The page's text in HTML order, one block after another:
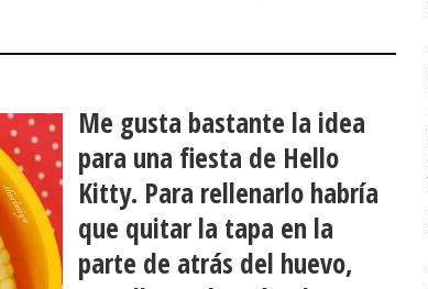
Me gusta bastante la idea
para una fiesta de Hello
Kitty. Para rellenarlo habría
que quitar la tapa en la
parte de atrás del huevo,